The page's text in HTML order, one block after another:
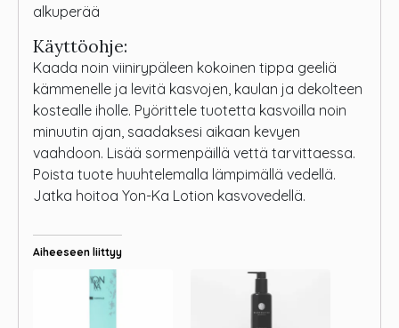
alkuperää
Käyttöohje:
Kaada noin viinirypäleen kokoinen tippa geeliä
kämmenelle ja levitä kasvojen, kaulan ja dekolteen
kostealle iholle. Pyörittele tuotetta kasvoilla noin
minuutin ajan, saadaksesi aikaan kevyen
vaahdoon. Lisää sormenpäillä vettä tarvittaessa.
Poista tuote huuhtelemalla lämpimällä vedellä.
Jatka hoitoa Yon-Ka Lotion kasvovedellä.
Aiheeseen liittyy